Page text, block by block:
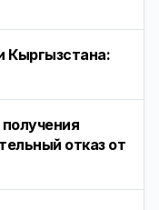
Кыргызстана:
отказ от